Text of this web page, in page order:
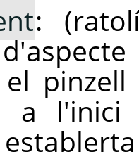
:
pinzell
a